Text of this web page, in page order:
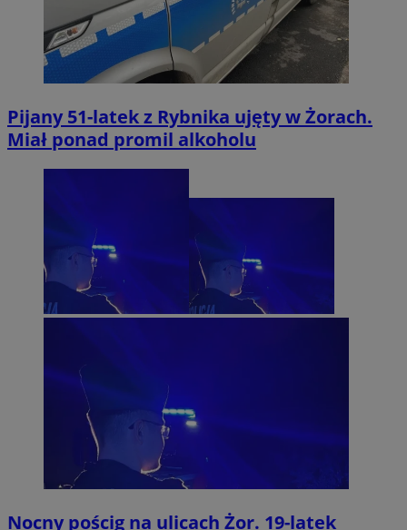
Pijany 51-latek z Rybnika ujęty w Żorach.
Miał ponad promil alkoholu
Nocny pościg na ulicach Żor. 19-latek